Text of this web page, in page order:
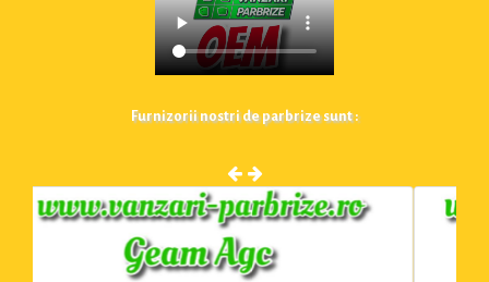
Furnizorii nostri de parbrize sunt :